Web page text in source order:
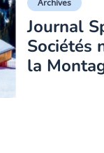
Archives
Journal
Sociétés
la